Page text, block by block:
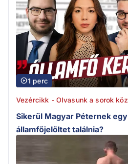
1 perc
Vezércikk - Olvasunk a sorok
Sikerül Magyar Péternek
államfőjelöltet találnia?